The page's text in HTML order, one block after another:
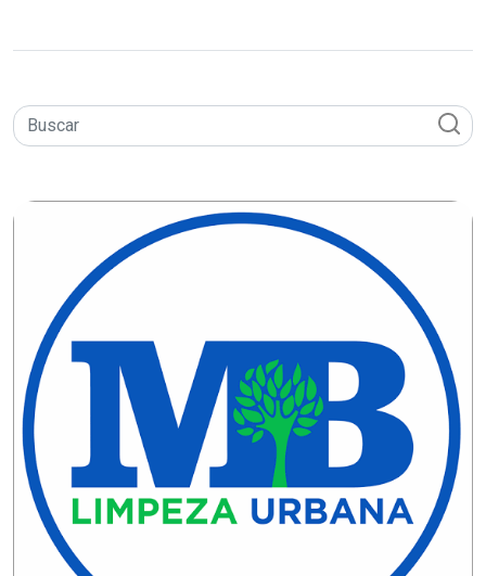
DE
CAPACITAÇÃO
CARNAUBAIS
CARNAVAL
CARNAVAL
DE
MACAU
CARNAVAL
DO
RN